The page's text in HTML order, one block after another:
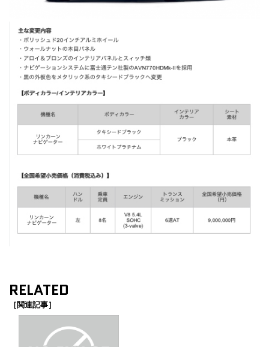
RELATED
［関連記事］